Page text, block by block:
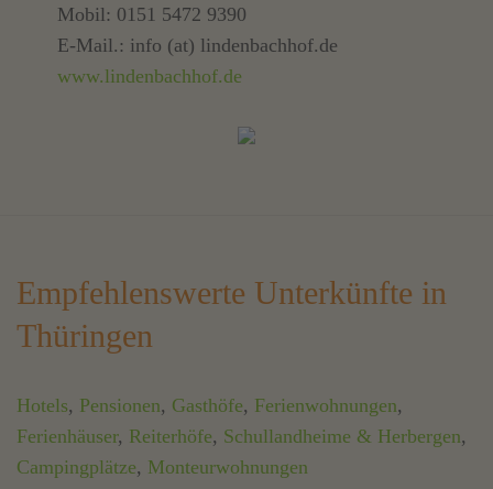
Mobil: 0151 5472 9390
E-Mail.: info (at) lindenbachhof.de
www.lindenbachhof.de
Empfehlenswerte Unterkünfte in
Thüringen
Hotels, Pensionen, Gasthöfe, Ferienwohnungen,
Ferienhäuser, Reiterhöfe, Schullandheime & Herbergen,
Campingplätze, Monteurwohnungen